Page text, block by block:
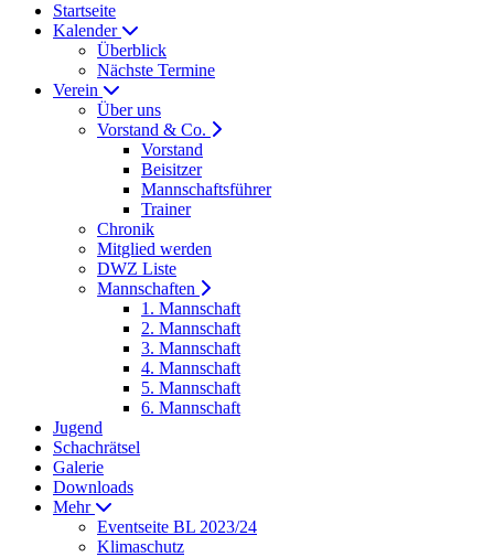
Startseite
Kalender
Überblick
Nächste Termine
Verein
Über uns
Vorstand & Co.
Vorstand
Beisitzer
Mannschaftsführer
Trainer
Chronik
Mitglied werden
DWZ Liste
Mannschaften
1. Mannschaft
2. Mannschaft
3. Mannschaft
4. Mannschaft
5. Mannschaft
6. Mannschaft
Jugend
Schachrätsel
Galerie
Downloads
Mehr
Eventseite BL 2023/24
Klimaschutz